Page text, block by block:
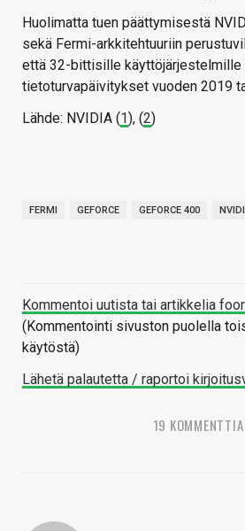
Huolimatta tuen päättymisestä
sekä Fermi-arkkitehtuuriin
että 32-bittisille
tietoturvapäivitykset vuoden 2019
Lähde: NVIDIA (1), (2)
FERMI GEFORCE GEFORCE 400
Kommentoi uutista tai artikkelia
(Kommentointi sivuston puolella
käytöstä)
Lähetä palautetta / raportoi
19 KOMMENTTIA